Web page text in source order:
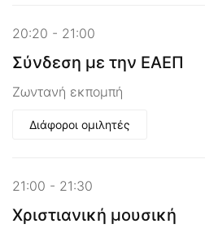
20:20 - 21:00
Σύνδεση με την ΕΑΕΠ
Ζωντανή εκπομπή
Διάφοροι ομιλητές
21:00 - 21:30
Χριστιανική μουσική